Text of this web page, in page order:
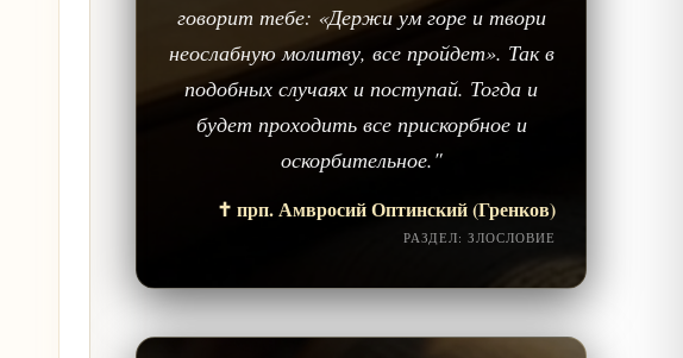
говорит тебе: «Держи ум горе и твори
неослабную молитву, все пройдет». Так в
подобных случаях и поступай. Тогда и
будет проходить все прискорбное и
оскорбительное."
✝️ прп. Амвросий Оптинский (Гренков)
РАЗДЕЛ: ЗЛОСЛОВИЕ